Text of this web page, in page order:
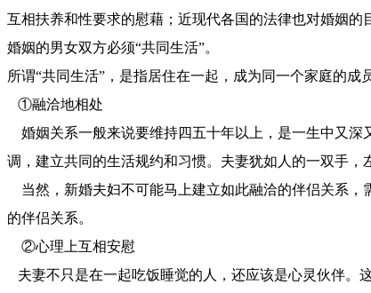
互相扶养和性要求的慰藉；近现代各国的法律也对婚姻
婚姻的男女双方必须“共同生活”。
所谓“共同生活”，是指居住在一起，成为同一个家庭的
①融洽地相处
婚姻关系一般来说要维持四五十年以上，是一生中又深
调，建立共同的生活规约和习惯。夫妻犹如人的一双手
当然，新婚夫妇不可能马上建立如此融洽的伴侣关系，
的伴侣关系。
②心理上互相安慰
夫妻不只是在一起吃饭睡觉的人，还应该是心灵伙伴。